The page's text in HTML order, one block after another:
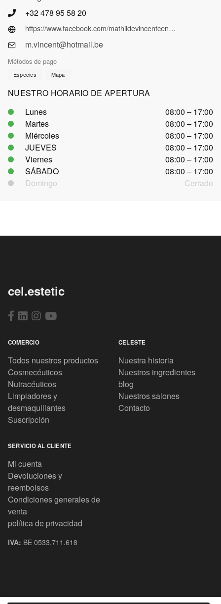
+32 478 95 58 20
https://www.facebook.com/mathildevincentcentrebeautetbienetre
m.vincent@hotmail.be
Métodos de pago
Especies Mapa
NUESTRO HORARIO DE APERTURA
Lunes
08:00 – 17:00
Martes
08:00 – 17:00
Miércoles
08:00 – 17:00
JUEVES
08:00 – 17:00
Viernes
08:00 – 17:00
SÁBADO
08:00 – 17:00
Domingo
Cerrado
cel.estetic
COMERCIO
Todos nuestros productos
Cosmecéuticos
Nutracéuticos
Limpiadores y
desmaquillantes
Suscripción
CELESTE
Nuestra historia
Nuestros ingredientes
blog
Nuestros salones
Contacto
SERVICIO AL CLIENTE
Mi cuenta
Devoluciones y
reembolsos
Condiciones generales de
venta
política de privacidad
IVA: BE 0533.711.618